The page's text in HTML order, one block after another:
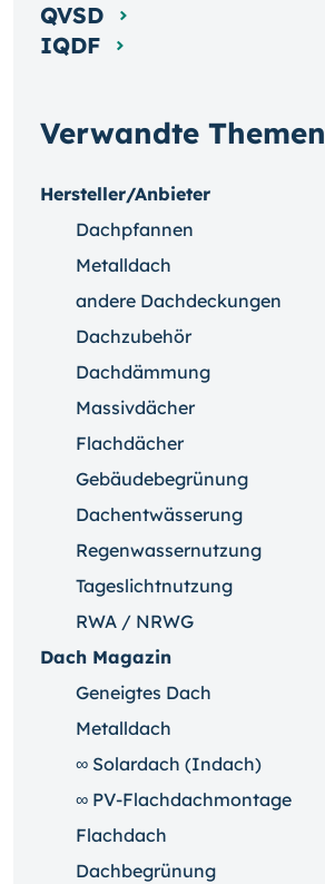
Verwandte Themen
Hersteller/Anbieter
Dachpfannen
Metalldach
andere Dachdeckungen
Dachzubehör
Dachdämmung
Massivdächer
Flachdächer
Gebäudebegrünung
Dachentwässerung
Regenwassernutzung
Tageslichtnutzung
RWA / NRWG
Dach Magazin
Geneigtes Dach
Metalldach
∞ Solardach (Indach)
∞ PV-Flachdachmontage
Flachdach
Dachbegrünung
QVSD
IQDF